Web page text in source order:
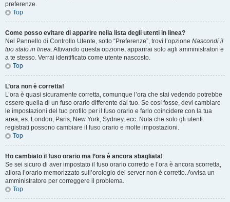
preferenze.
Top
Come posso evitare di apparire nella lista degli utenti in linea?
Nel Pannello di Controllo Utente, sotto “Preferenze”, trovi l’opzione Nascondi il
tuo stato in linea. Attivando questa opzione, apparirai solo agli amministratori e
a te stesso. Verrai identificato come utente nascosto.
Top
L’ora non è corretta!
L’ora è quasi sicuramente corretta, comunque l’ora che stai vedendo potrebbe
essere quella di un fuso orario differente dal tuo. Se così fosse, devi cambiare
le impostazioni del tuo profilo per il fuso orario e farlo coincidere con la tua
area, es. London, Paris, New York, Sydney, ecc. Nota che solo gli utenti
registrati possono cambiare il fuso orario e molte impostazioni.
Top
Ho cambiato il fuso orario ma l’ora è ancora sbagliata!
Se sei sicuro di aver impostato il fuso orario corretto e l’ora è ancora scorretta,
allora l’orario memorizzato sull’orologio del server non è corretto. Avvisa un
amministratore per correggere il problema.
Top